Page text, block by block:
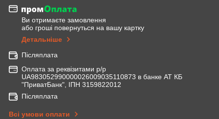
Ви отримаєте замовлення
або гроші повернуться на вашу картку
Детальніше
Післяплата
Оплата за реквізитами р/р
UA983052990000026009035110873 в банке АТ КБ
"ПриватБанк", ІПН 3159822012
Післяплата
Всі умови оплати